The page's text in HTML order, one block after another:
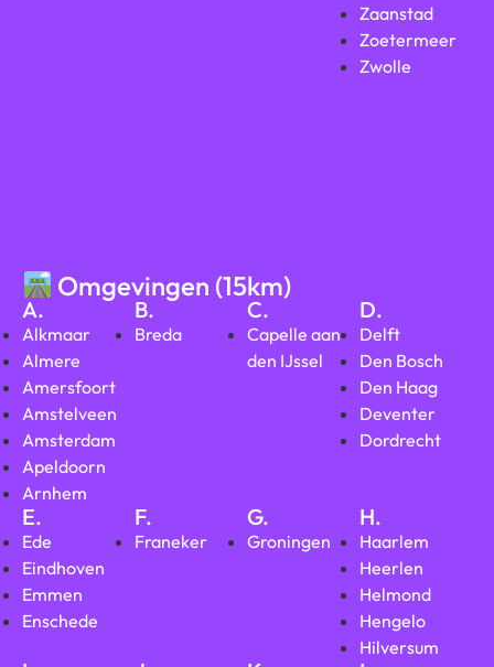
Zaanstad
Zoetermeer
Zwolle
Omgevingen (15km)
A.
Alkmaar
Almere
Amersfoort
Amstelveen
Amsterdam
Apeldoorn
Arnhem
B.
Breda
C.
Capelle aan
den IJssel
D.
Delft
Den Bosch
Den Haag
Deventer
Dordrecht
E.
Ede
Eindhoven
Emmen
Enschede
F.
Franeker
G.
Groningen
H.
Haarlem
Heerlen
Helmond
Hengelo
Hilversum